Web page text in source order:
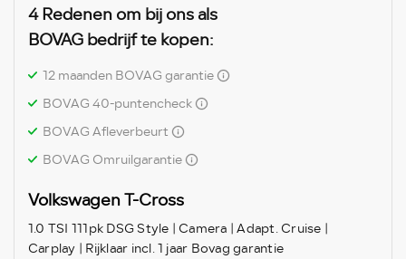
4 Redenen om bij ons als
BOVAG bedrijf te kopen:
12 maanden BOVAG garantie
BOVAG 40-puntencheck
BOVAG Afleverbeurt
BOVAG Omruilgarantie
Volkswagen T-Cross
1.0 TSI 111pk DSG Style | Camera | Adapt. Cruise |
Carplay | Rijklaar incl. 1 jaar Bovag garantie